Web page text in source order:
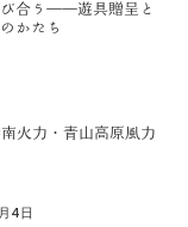
び合う――遊具贈呈と
かたち
火力・青山高原風力
4日